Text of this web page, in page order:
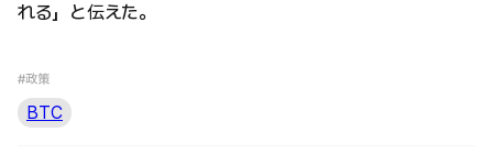
れる」と伝えた。
#政策
BTC